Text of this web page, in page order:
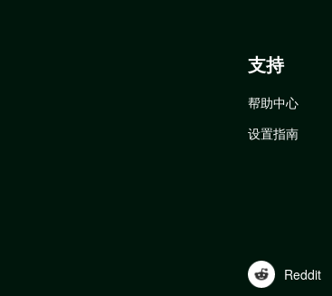
支持
帮助中心
设置指南
Reddit